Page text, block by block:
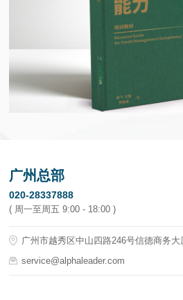
广州总部
020-28337888
( 周一至周五 9:00 - 18:00 )
广州市越秀区中山四路246号信德商务大
service@alphaleader.com